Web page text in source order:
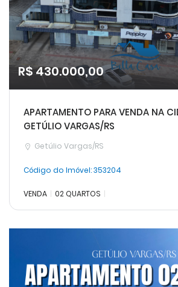
R$ 430.000,00
APARTAMENTO PARA VENDA NA
GETÚLIO VARGAS/RS
Getúlio Vargas/RS
Código do Imóvel:353204
VENDA 02 QUARTOS